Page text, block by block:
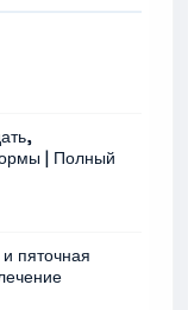
| Полный
пяточная